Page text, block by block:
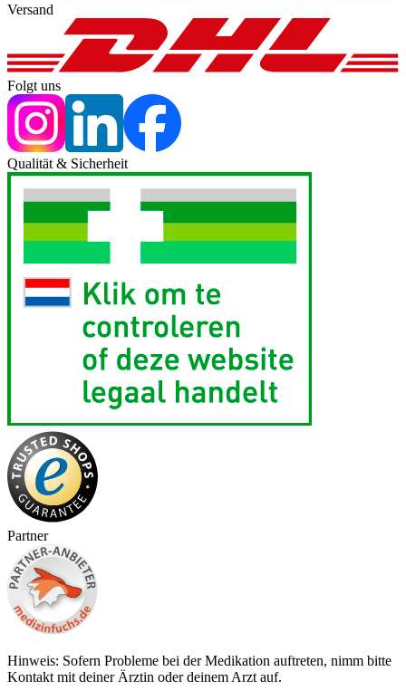
Versand
Folgt uns
Qualität & Sicherheit
Partner
Hinweis: Sofern Probleme bei der Medikation auftreten, nimm bitte
Kontakt mit deiner Ärztin oder deinem Arzt auf.